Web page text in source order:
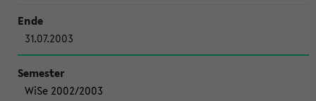
31.07.2003
WiSe 2002/2003